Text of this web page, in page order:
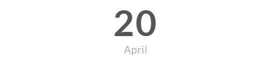
20
April